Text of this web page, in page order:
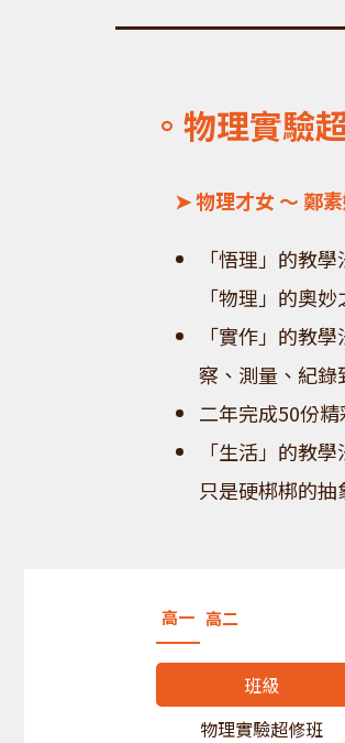
。物理實驗
➤ 物理才女 ～ 鄭
「悟理」的教
「物理」的奧
「實作」的教
察、測量、紀錄
二年完成50份
「生活」的教
只是硬梆梆的抽
高一 高二
班級
物理實驗超修班